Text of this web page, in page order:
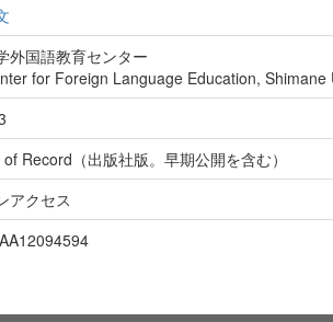
外国語教育センター
for Foreign Language Education, Shimane
Record（出版社版。早期公開を含む）
アクセス
AA12094594